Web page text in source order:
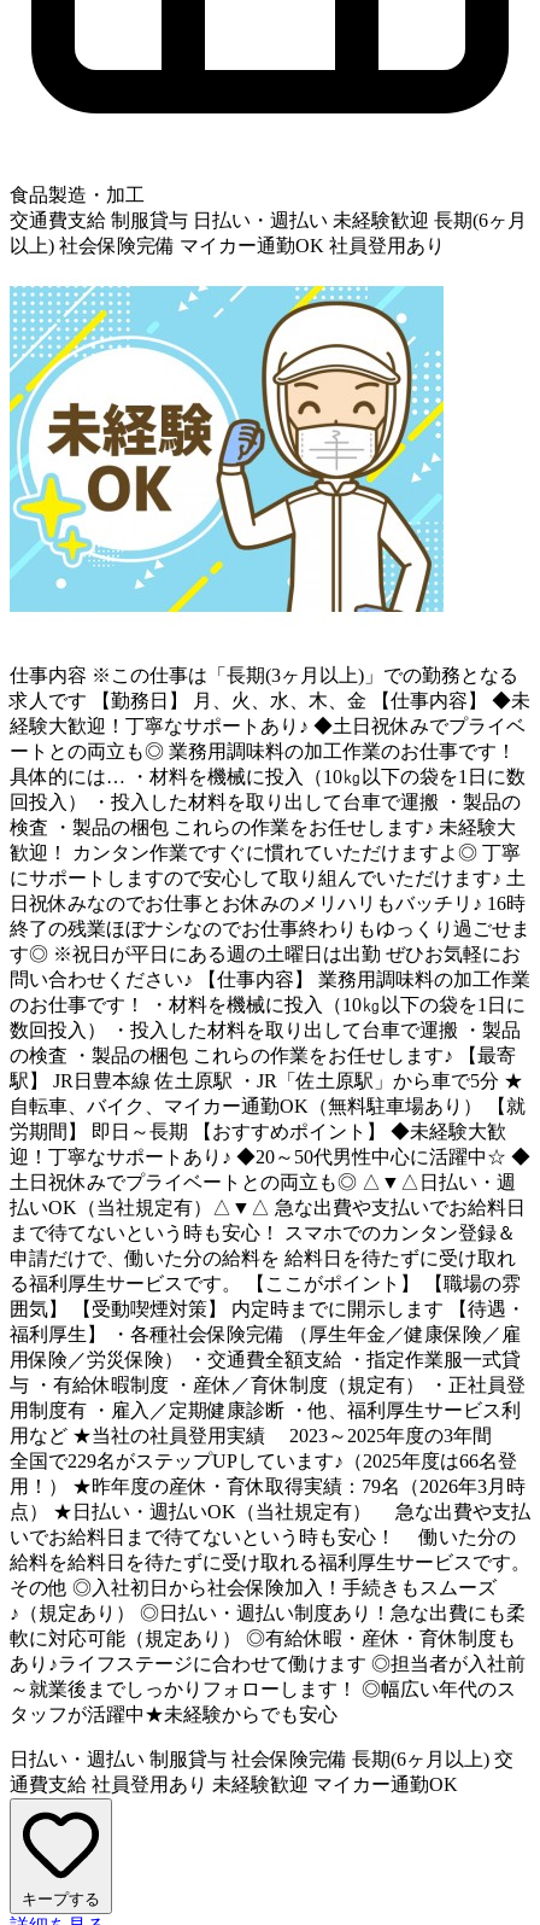
食品製造・加工
交通費支給 制服貸与 日払い・週払い 未経験歓迎 長期(6ヶ月
以上) 社会保険完備 マイカー通勤OK 社員登用あり
仕事内容 ※この仕事は「長期(3ヶ月以上)」での勤務となる
求人です 【勤務日】 月、火、水、木、金 【仕事内容】 ◆未
経験大歓迎！丁寧なサポートあり♪ ◆土日祝休みでプライベ
ートとの両立も◎ 業務用調味料の加工作業のお仕事です！
具体的には… ・材料を機械に投入（10㎏以下の袋を1日に数
回投入） ・投入した材料を取り出して台車で運搬 ・製品の
検査 ・製品の梱包 これらの作業をお任せします♪ 未経験大
歓迎！ カンタン作業ですぐに慣れていただけますよ◎ 丁寧
にサポートしますので安心して取り組んでいただけます♪ 土
日祝休みなのでお仕事とお休みのメリハリもバッチリ♪ 16時
終了の残業ほぼナシなのでお仕事終わりもゆっくり過ごせま
す◎ ※祝日が平日にある週の土曜日は出勤 ぜひお気軽にお
問い合わせください♪ 【仕事内容】 業務用調味料の加工作業
のお仕事です！ ・材料を機械に投入（10㎏以下の袋を1日に
数回投入） ・投入した材料を取り出して台車で運搬 ・製品
の検査 ・製品の梱包 これらの作業をお任せします♪ 【最寄
駅】 JR日豊本線 佐土原駅 ・JR「佐土原駅」から車で5分 ★
自転車、バイク、マイカー通勤OK（無料駐車場あり） 【就
労期間】 即日～長期 【おすすめポイント】 ◆未経験大歓
迎！丁寧なサポートあり♪ ◆20～50代男性中心に活躍中☆ ◆
土日祝休みでプライベートとの両立も◎ △▼△日払い・週
払いOK（当社規定有）△▼△ 急な出費や支払いでお給料日
まで待てないという時も安心！ スマホでのカンタン登録＆
申請だけで、働いた分の給料を 給料日を待たずに受け取れ
る福利厚生サービスです。 【ここがポイント】 【職場の雰
囲気】 【受動喫煙対策】 内定時までに開示します 【待遇・
福利厚生】 ・各種社会保険完備 （厚生年金／健康保険／雇
用保険／労災保険） ・交通費全額支給 ・指定作業服一式貸
与 ・有給休暇制度 ・産休／育休制度（規定有） ・正社員登
用制度有 ・雇入／定期健康診断 ・他、福利厚生サービス利
用など ★当社の社員登用実績 2023～2025年度の3年間
全国で229名がステップUPしています♪（2025年度は66名登
用！） ★昨年度の産休・育休取得実績：79名（2026年3月時
点） ★日払い・週払いOK（当社規定有） 急な出費や支払
いでお給料日まで待てないという時も安心！ 働いた分の
給料を給料日を待たずに受け取れる福利厚生サービスです。
その他 ◎入社初日から社会保険加入！手続きもスムーズ
♪（規定あり） ◎日払い・週払い制度あり！急な出費にも柔
軟に対応可能（規定あり） ◎有給休暇・産休・育休制度も
あり♪ライフステージに合わせて働けます ◎担当者が入社前
～就業後までしっかりフォローします！ ◎幅広い年代のス
タッフが活躍中★未経験からでも安心
日払い・週払い 制服貸与 社会保険完備 長期(6ヶ月以上) 交
通費支給 社員登用あり 未経験歓迎 マイカー通勤OK
キープする